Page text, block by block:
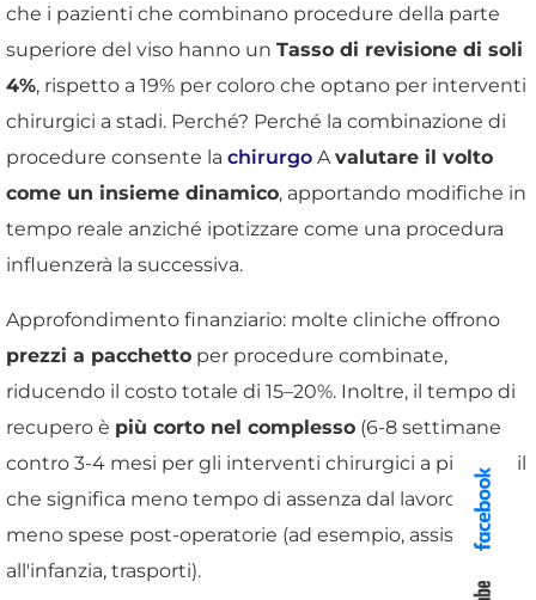
che i pazienti che combinano procedure della parte
superiore del viso hanno un Tasso di revisione di soli
4%, rispetto a 19% per coloro che optano per interventi
chirurgici a stadi. Perché? Perché la combinazione di
procedure consente la chirurgo A valutare il volto
come un insieme dinamico, apportando modifiche in
tempo reale anziché ipotizzare come una procedura
influenzerà la successiva.
Approfondimento finanziario: molte cliniche offrono
prezzi a pacchetto per procedure combinate,
riducendo il costo totale di 15–20%. Inoltre, il tempo di
recupero è più corto nel complesso (6-8 settimane
contro 3-4 mesi per gli interventi chirurgici a più fasi), il
che significa meno tempo di assenza dal lavoro e
meno spese post-operatorie (ad esempio, assistenza
all'infanzia, trasporti).